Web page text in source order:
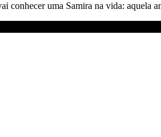
conhecer uma Samira na vida: aquela